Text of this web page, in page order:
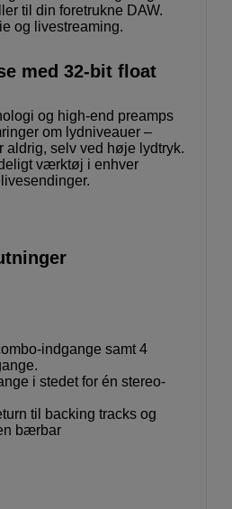
til din foretrukne DAW.
og livestreaming.
med 32-bit float
og high-end preamps
om lydniveauer –
aldrig, selv ved høje lydtryk.
værktøj i enhver
indgange samt 4
i stedet for én stereo-
til backing tracks og
bærbar